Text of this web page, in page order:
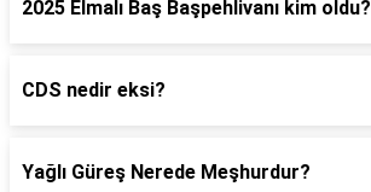
2025 Elmalı Baş Başpehlivanı kim oldu?
CDS nedir eksi?
Yağlı Güreş Nerede Meşhurdur?